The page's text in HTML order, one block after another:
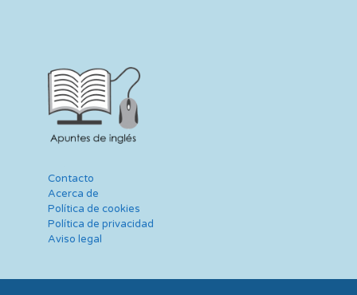
Contacto
Acerca de
Política de cookies
Política de privacidad
Aviso legal